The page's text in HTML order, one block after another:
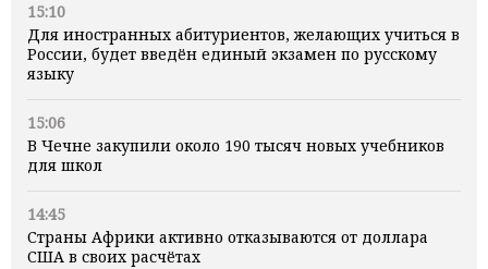
15:10
Для иностранных абитуриентов, желающих учиться в
России, будет введён единый экзамен по русскому
языку
15:06
В Чечне закупили около 190 тысяч новых учебников
для школ
14:45
Страны Африки активно отказываются от доллара
США в своих расчётах